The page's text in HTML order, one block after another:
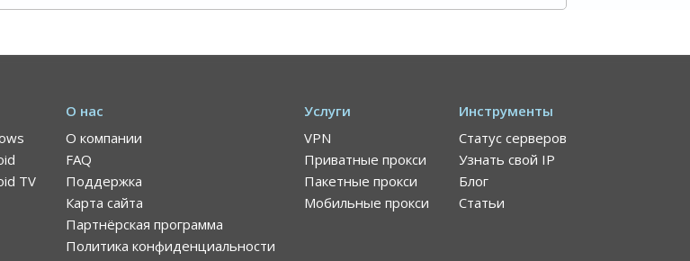
TV
О нас
О компании
FAQ
Поддержка
Карта сайта
Партнёрская программа
Политика конфиденциальности
Услуги
VPN
Приватные прокси
Пакетные прокси
Мобильные прокси
Инструменты
Статус серверов
Узнать свой IP
Блог
Статьи